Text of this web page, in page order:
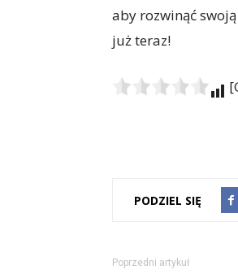
aby rozwinąć
już teraz!
PODZIEL SIĘ
Poprzedni artykuł